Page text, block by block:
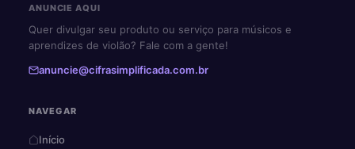
ANUNCIE AQUI
Quer divulgar seu produto ou serviço para músicos e
aprendizes de violão? Fale com a gente!
anuncie@cifrasimplificada.com.br
NAVEGAR
Início